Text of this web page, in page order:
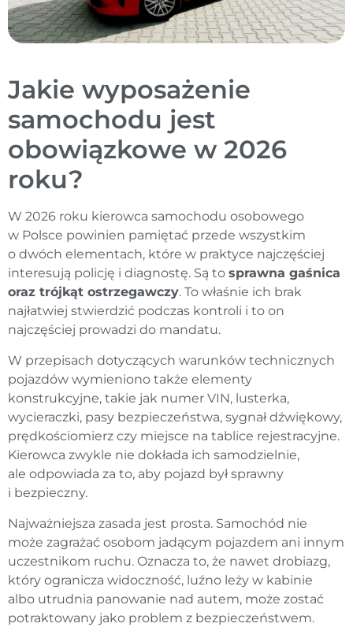
Jakie wyposażenie
samochodu jest
obowiązkowe w 2026
roku?
W 2026 roku kierowca samochodu osobowego
w Polsce powinien pamiętać przede wszystkim
o dwóch elementach, które w praktyce najczęściej
interesują policję i diagnostę. Są to sprawna gaśnica
oraz trójkąt ostrzegawczy. To właśnie ich brak
najłatwiej stwierdzić podczas kontroli i to on
najczęściej prowadzi do mandatu.
W przepisach dotyczących warunków technicznych
pojazdów wymieniono także elementy
konstrukcyjne, takie jak numer VIN, lusterka,
wycieraczki, pasy bezpieczeństwa, sygnał dźwiękowy,
prędkościomierz czy miejsce na tablice rejestracyjne.
Kierowca zwykle nie dokłada ich samodzielnie,
ale odpowiada za to, aby pojazd był sprawny
i bezpieczny.
Najważniejsza zasada jest prosta. Samochód nie
może zagrażać osobom jadącym pojazdem ani innym
uczestnikom ruchu. Oznacza to, że nawet drobiazg,
który ogranicza widoczność, luźno leży w kabinie
albo utrudnia panowanie nad autem, może zostać
potraktowany jako problem z bezpieczeństwem.